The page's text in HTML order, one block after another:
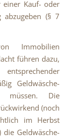
einer Kauf- oder
abzugeben (§ 7
Immobilien
führen dazu,
Geldwäsche-
müssen. Die
(noch
im Herbst
die Geldwäsche-